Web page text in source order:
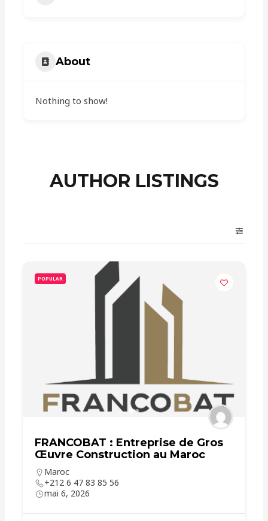
About
Nothing to show!
AUTHOR LISTINGS
POPULAR
FRANCOBAT : Entreprise de Gros
Œuvre Construction au Maroc
Maroc
+212 6 47 83 85 56
mai 6, 2026